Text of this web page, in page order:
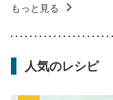
もっと見る
人気のレシピ